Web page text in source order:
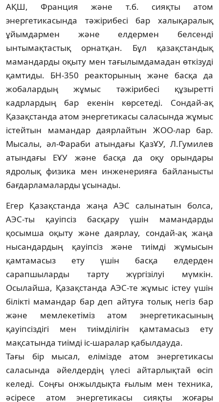
АҚШ, Франция және т.б. сияқты атом
энергетикасында тәжірибесі бар халықаралық
ұйымдармен және елдермен белсенді
ынтымақтастық орнатқан. Бұл қазақстандық
мамандарды оқыту мен тағылымдамадан өткізуді
қамтиды. БН-350 реакторының және басқа да
жобалардың жұмыс тәжірибесі құзыретті
кадрлардың бар екенін көрсетеді. Сондай-ақ
Қазақстанда атом энергетикасы саласында жұмыс
істейтын мамандар даярлайтын ЖОО-лар бар.
Мысалы, әл-Фараби атындағы ҚазҰУ, Л.Гумилев
атындағы ЕҰУ және басқа да оқу орындары
ядролық физика мен инженерияға байланысты
бағдарламаларды ұсынады.
Егер Қазақстанда жаңа АЭС салынатын болса,
АЭС-ты қауіпсіз басқару үшін маман­дарды
қосымша оқыту және даярлау, сондай-ақ жаңа
нысандардың қауіпсіз және тиімді жұмысын
қамтамасыз ету үшін басқа ел­дерден
сарапшыларды тарту жүргізілуі мүм­кін.
Осылайша, Қазақстанда АЭС-те жұмыс істеу үшін
білікті мамандар бар деп айтуға толық негіз бар
және мемлекетіміз атом энергетикасының
қауіпсіздігі мен тиімділігін қамтамасыз ету
мақсатында тиімді іс-шара­лар қабылдауда.
Тағы бір мысал, елімізде атом энергети­касы
саласында әйелдердің үлесі айтарлық­тай өсіп
келеді. Соңғы онжылдықта ғылым мен техника,
әсіресе атом энергетикасы сияқ­ты жоғары